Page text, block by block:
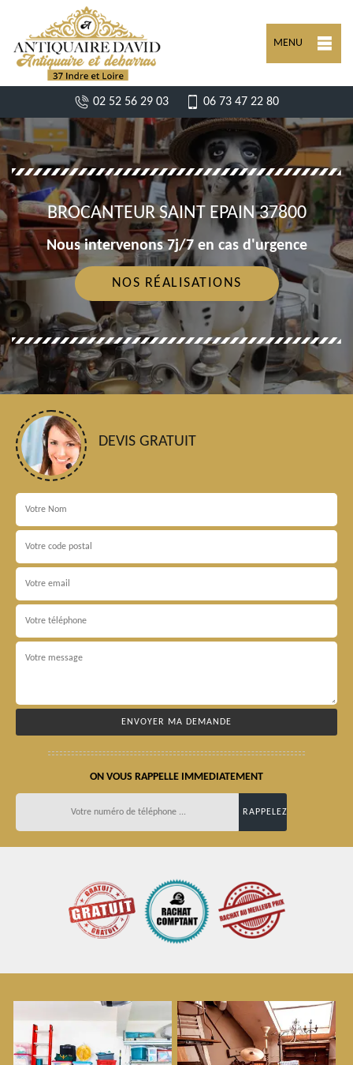
MENU
02 52 56 29 03 06 73 47 22 80
BROCANTEUR SAINT EPAIN 37800
Nous intervenons 7j/7 en cas d'urgence
NOS RÉALISATIONS
DEVIS GRATUIT
ON VOUS RAPPELLE IMMEDIATEMENT